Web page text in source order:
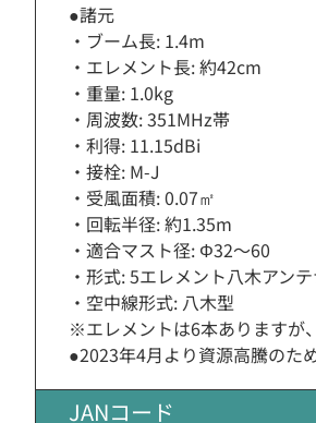
●諸元
・ブーム長: 1.4m
・エレメント長: 約42cm
・重量: 1.0kg
・周波数: 351MHz帯
・利得: 11.15dBi
・接栓: M-J
・受風面積: 0.07㎡
・回転半径: 約1.35m
・適合マスト径: Φ32〜60
・形式: 5エレメント八木アン
・空中線形式: 八木型
※エレメントは6本ありますが
●2023年4月より資源高騰のた
JANコード